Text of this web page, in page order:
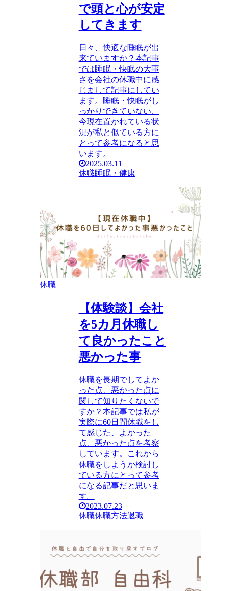
で頭と心が安定
してきます
日々、快適な睡眠が出
来ていますか？本記事
では睡眠・快眠の大事
さを会社の休職中に感
じまして記事にしてい
ます。睡眠・快眠がし
っかりできていない、
今現在置かれている状
況が私と似ている方に
とって参考になると思
います。
2025.03.11
休職睡眠・健康
休職
【体験談】会社
を5カ月休職し
て良かったこと
悪かった事
休職を長期でしてよか
った点、悪かった点に
関して知りたくないで
すか？本記事では私が
実際に60日間休職をし
て感じた、よかった
点、悪かった点を考察
しています。これから
休職をしようか検討し
ている方にとって参考
になる記事だと思いま
す。
2023.07.23
休職休職方法退職